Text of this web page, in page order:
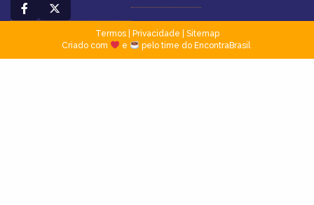
Termos| Privacidade
Sitemap
Criado com
e pelo time do EncontraBrasil